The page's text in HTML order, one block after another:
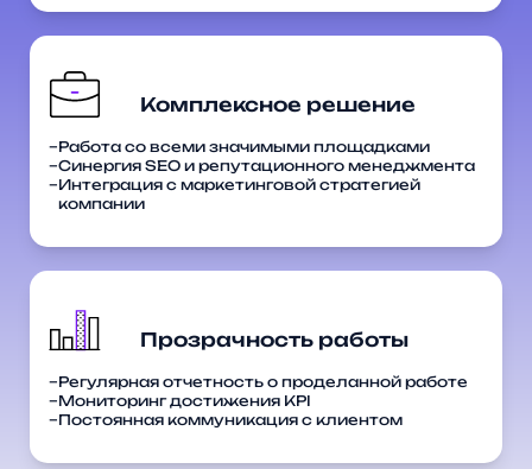
Работа со всеми значимыми площадками
Синергия SEO и репутационного менеджмента
Интеграция с маркетинговой стратегией
компании
Регулярная отчетность о проделанной работе
Мониторинг достижения KPI
Постоянная коммуникация с клиентом